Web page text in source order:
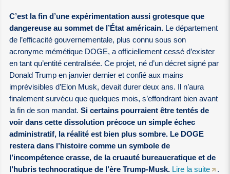
C’est la fin d’une expérimentation aussi grotesque que
dangereuse au sommet de l’État américain. Le département
de l’efficacité gouvernementale, plus connu sous son
acronyme mémétique DOGE, a officiellement cessé d’exister
en tant qu’entité centralisée. Ce projet, né d’un décret signé par
Donald Trump en janvier dernier et confié aux mains
imprévisibles d’Elon Musk, devait durer deux ans. Il n’aura
finalement survécu que quelques mois, s’effondrant bien avant
la fin de son mandat.Si certains pourraient être tentés de
voir dans cette dissolution précoce un simple échec
administratif, la réalité est bien plus sombre. Le DOGE
restera dans l’histoire comme un symbole de
l’incompétence crasse, de la cruauté bureaucratique et de
l’hubris technocratique de l’ère Trump-Musk. Lire la suite .